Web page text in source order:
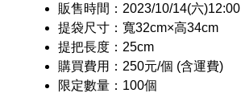
販售時間：2023/10/14(六)12:00
提袋尺寸：寬32cm×高34cm
提把長度：25cm
購買費用：250元/個 (含運費)
限定數量：100個